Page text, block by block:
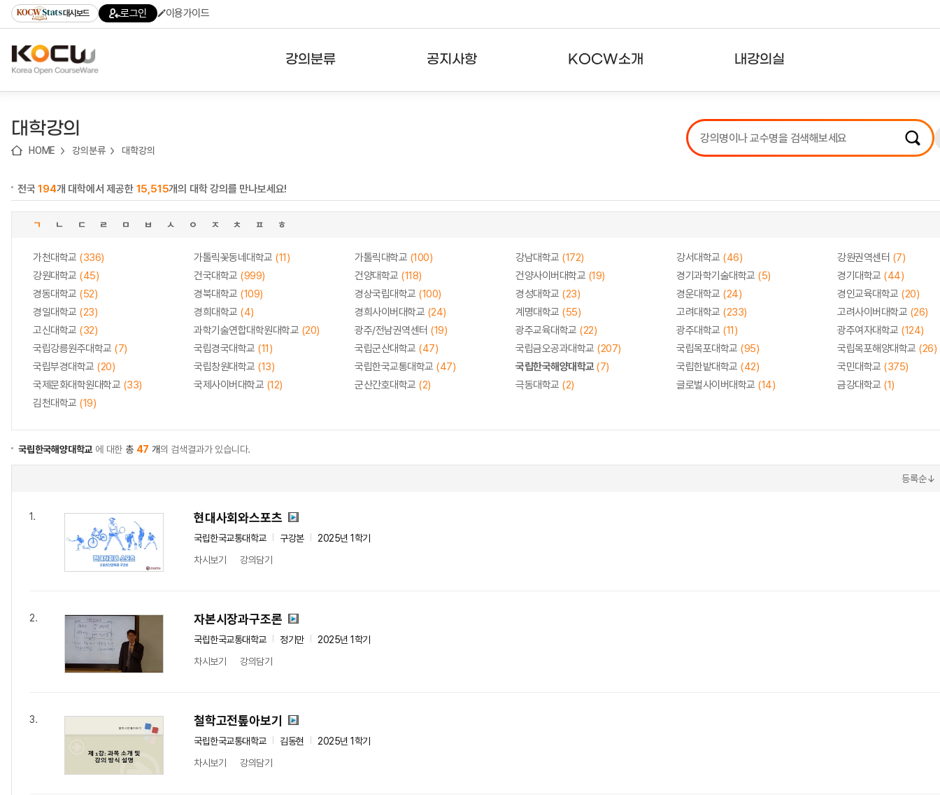
기
기
기
content)
가
대시보드 로그인 이용가이드
강의분류 공지사항 KOCW소개 내강의실
강의리스트
수강확인증강의
대학강의
HOME 강의분류 대학강의
전국194개 대학에서 제공한 15,515개의 대학 강의를 만나보세요!
ㄱ ㄴ ㄷ ㄹ ㅁ ㅂ ㅅ ㅇ ㅈ ㅊ ㅍ ㅎ
가천대학교 (336) 가톨릭꽃동네대학교 (11) 가톨릭대학교 (100) 강남대학교 (172) 강서대학교 (46) 강원권역센터 (7)
강원대학교 (45) 건국대학교 (999) 건양대학교 (118) 건양사이버대학교 (19) 경기과학기술대학교 (5) 경기대학교 (44)
경동대학교 (52) 경북대학교 (109) 경상국립대학교 (100) 경성대학교 (23) 경운대학교 (24) 경인교육대학교 (20)
경일대학교 (23) 경희대학교 (4) 경희사이버대학교 (24) 계명대학교 (55) 고려대학교 (233) 고려사이버대학교 (26)
고신대학교 (32) 과학기술연합대학원대학교 (20) 광주/전남권역센터 (19) 광주교육대학교 (22) 광주대학교 (11) 광주여자대학교 (124)
국립강릉원주대학교 (7) 국립경국대학교 (11) 국립군산대학교 (47) 국립금오공과대학교 (207) 국립목포대학교 (95) 국립목포해양대학교 (26)
국립부경대학교 (20) 국립창원대학교 (13) 국립한국교통대학교 (47) 국립한국해양대학교(7) 국립한밭대학교 (42) 국민대학교 (375)
국제문화대학원대학교 (33) 국제사이버대학교 (12) 군산간호대학교 (2) 극동대학교 (2) 글로벌사이버대학교 (14) 금강대학교 (1)
김천대학교 (19)
국립한국해양대학교 에 대한 총 47 개의 검색결과가 있습니다.
등록순↓
1. 현대사회와스포츠
국립한국교통대학교 구강본
2025년 1학기
차시보기
강의담기
2. 자본시장과구조론
국립한국교통대학교 정기만
2025년 1학기
차시보기
강의담기
3. 철학고전톺아보기
국립한국교통대학교 김동현
2025년 1학기
차시보기
강의담기